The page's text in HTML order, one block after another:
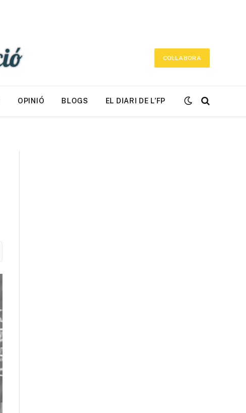
COL·LABORA
OPINIÓ BLOGS EL DIARI DE L’FP